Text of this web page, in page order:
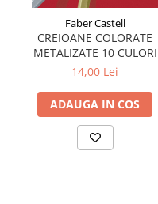
Radiere scoala
Rezerve
Cerneala
Cerneala Calimara, Patroane
Markere
Termosensibile
Table magnetice si de pluta
Faber Castell
CREIOANE COLORATE
METALIZATE 10 CULORI
FABER-CASTELL
14,00 Lei
ADAUGA IN COS